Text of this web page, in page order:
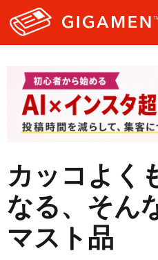
ギア
レジャー
ヘルス・健康
スタイル
カッコよく
なる、そん
マスト品